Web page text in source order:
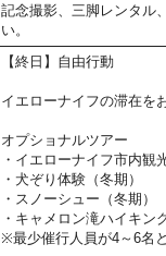
記念撮影、三脚レンタル
い。
【終日】自由行動
イエローナイフの滞在を
オプショナルツアー
・イエローナイフ市内観
・犬ぞり体験（冬期）
・スノーシュー（冬期）
・キャメロン滝ハイキン
※最少催行人員が4～6名